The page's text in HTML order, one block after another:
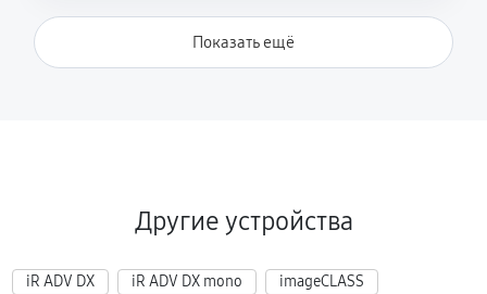
Показать ещё
Другие устройства
iR ADV DX iR ADV DX mono imageCLASS